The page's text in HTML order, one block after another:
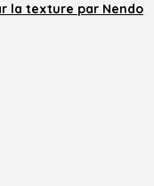
la texture par Nendo